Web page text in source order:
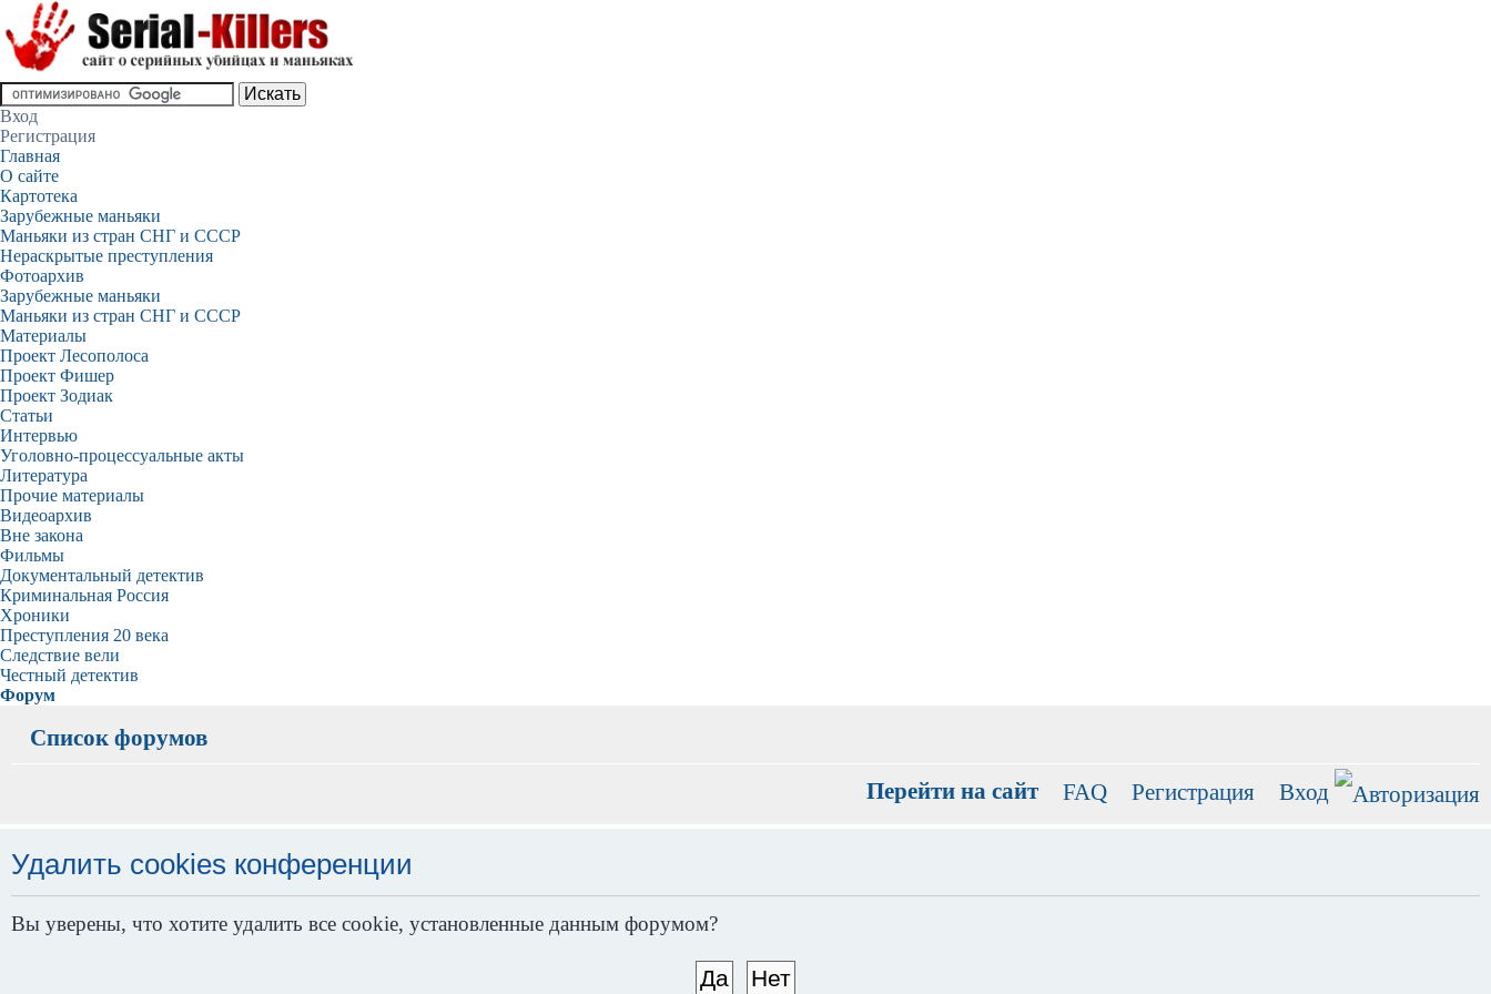
Вход
Регистрация
Главная
О сайте
Картотека
Зарубежные маньяки
Маньяки из стран СНГ и СССР
Нераскрытые преступления
Фотоархив
Зарубежные маньяки
Маньяки из стран СНГ и СССР
Материалы
Проект Лесополоса
Проект Фишер
Проект Зодиак
Статьи
Интервью
Уголовно-процессуальные акты
Литература
Прочие материалы
Видеоархив
Вне закона
Фильмы
Документальный детектив
Криминальная Россия
Хроники
Преступления 20 века
Следствие вели
Честный детектив
Форум
Список форумов
Перейти на сайт FAQ Регистрация Вход
Удалить cookies конференции
Вы уверены, что хотите удалить все cookie, установленные данным форумом?